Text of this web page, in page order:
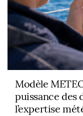
Modèle
puissance des
l’expertise